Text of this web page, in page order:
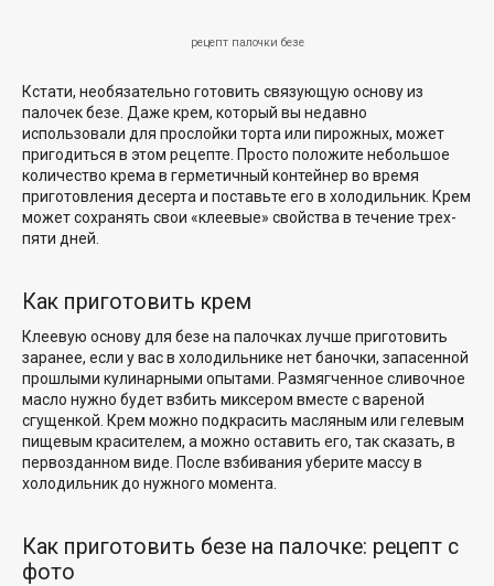
рецепт палочки безе
Кстати, необязательно готовить связующую основу из
палочек безе. Даже крем, который вы недавно
использовали для прослойки торта или пирожных, может
пригодиться в этом рецепте. Просто положите небольшое
количество крема в герметичный контейнер во время
приготовления десерта и поставьте его в холодильник. Крем
может сохранять свои «клеевые» свойства в течение трех-
пяти дней.
Как приготовить крем
Клеевую основу для безе на палочках лучше приготовить
заранее, если у вас в холодильнике нет баночки, запасенной
прошлыми кулинарными опытами. Размягченное сливочное
масло нужно будет взбить миксером вместе с вареной
сгущенкой. Крем можно подкрасить масляным или гелевым
пищевым красителем, а можно оставить его, так сказать, в
первозданном виде. После взбивания уберите массу в
холодильник до нужного момента.
Как приготовить безе на палочке: рецепт с
фото